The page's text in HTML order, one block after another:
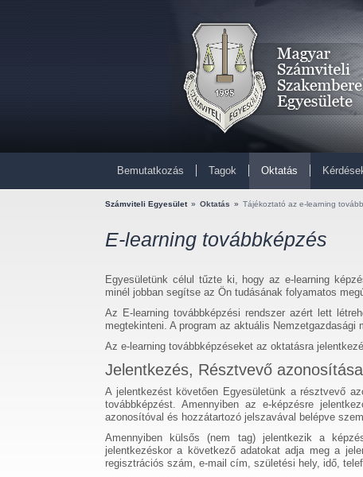
Bemutatkozás Tagok Oktatás
Számviteli Egyesület » Oktatás » Tájékoztató az e-learning
E-learning továbbképzés
Egyesületünk célul tűzte ki, hogy az e-learning
minél jobban segítse az Ön tudásának folyamatos
Az E-learning továbbképzési rendszer azért lett
megtekinteni. A program az aktuális Nemzetgazdasági
Az e-learning továbbképzéseket az oktatásra
Jelentkezés, Résztvevő
A jelentkezést követően Egyesületünk a résztvevő
továbbképzést. Amennyiben az e-képzésre
azonosítóval és hozzátartozó jelszavával belépve
Amennyiben külsős (nem tag) jelentkezik a
jelentkezéskor a következő adatokat adja meg a
regisztrációs szám, e-mail cím, születési hely, idő,